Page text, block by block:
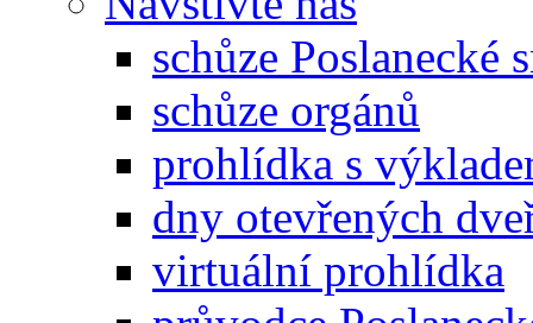
schůze Poslanecké
schůze orgánů
prohlídka s
dny otevřených
virtuální prohlídka